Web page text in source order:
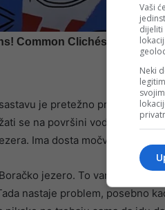
je pretežno prirodna
se na površini vode. No
Ima dosta močvara, trave,
jezero. To vam se može
nastaje problem, posebno
Vaši
dijeliti
Neki